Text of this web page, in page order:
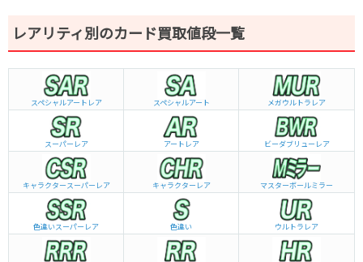
レアリティ別のカード買取値段一覧
スペシャルアートレア スペシャルアート メガウルトラレア
スーパーレア アートレア ビーダブリュー レア
キャラクタースーパーレア キャラクターレア マスターボールミラー
色違いスーパーレア 色違い ウルトラレア